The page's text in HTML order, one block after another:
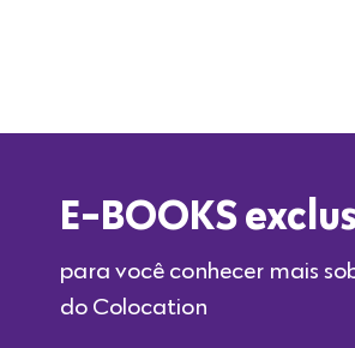
E-BOOKS
para você conhecer mais
do Colocation